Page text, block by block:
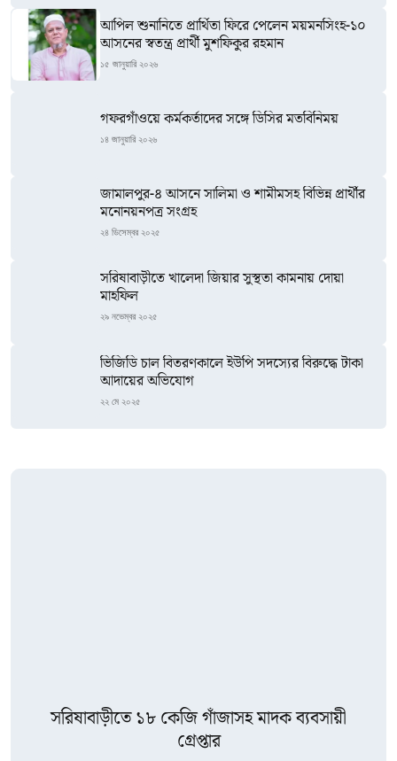
আপিল শুনানিতে প্রার্থিতা ফিরে পেলেন ময়মনসিংহ-১০
আসনের স্বতন্ত্র প্রার্থী মুশফিকুর রহমান
১৫ জানুয়ারি ২০২৬
গফরগাঁওয়ে কর্মকর্তাদের সঙ্গে ডিসির মতবিনিময়
১৪ জানুয়ারি ২০২৬
জামালপুর-৪ আসনে সালিমা ও শামীমসহ বিভিন্ন প্রার্থীর
মনোনয়নপত্র সংগ্রহ
২৪ ডিসেম্বর ২০২৫
সরিষাবাড়ীতে খালেদা জিয়ার সুস্থতা কামনায় দোয়া
মাহফিল
২৯ নভেম্বর ২০২৫
ভিজিডি চাল বিতরণকালে ইউপি সদস্যের বিরুদ্ধে টাকা
আদায়ের অভিযোগ
২২ মে ২০২৫
সরিষাবাড়ীতে ১৮ কেজি গাঁজাসহ মাদক ব্যবসায়ী
গ্রেপ্তার